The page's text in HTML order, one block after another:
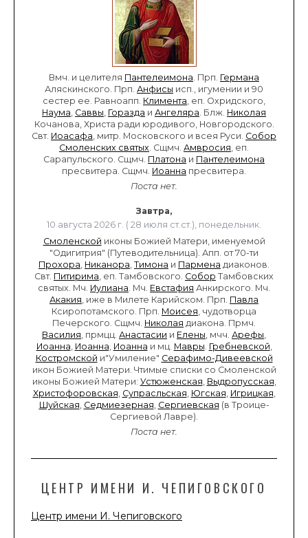
Вмч. и целителя Пантелеимона. Прп. Германа
Аляскинского. Прп. Анфисы исп., игумении и 90
сестер ее. Равноапп. Климента, еп. Охридского,
Наума, Саввы, Горазда и Ангеляра. Блж. Николая
Кочанова, Христа ради юродивого, Новгородского.
Свт. Иоасафа, митр. Московского и всея Руси. Собор
Смоленских святых. Сщмч. Амвросия, еп.
Сарапульского. Сщмч. Платона и Пантелеимона
пресвитера. Сщмч. Иоанна пресвитера.
Поста нет.
Завтра,
10 августа 2026 г. ( 28 июля ст.ст.), понедельник.
Смоленской иконы Божией Матери, именуемой
"Одигитрия" (Путеводительница). Апп. от 70-ти
Прохора, Никанора, Тимона и Пармена диаконов.
Свт. Питирима, еп. Тамбовского. Собор Тамбовских
святых. Мч. Иулиана. Мч. Евстафия Анкирского. Мч.
Акакия, иже в Милете Карийском. Прп. Павла
Ксиропотамского. Прп. Моисея, чудотворца
Печерского. Сщмч. Николая диакона. Прмч.
Василия, прмцц. Анастасии и Елены, мчч. Арефы,
Иоанна, Иоанна, Иоанна и мц. Мавры. Гребневской,
Костромской и"Умиление" Серафимо-Дивеевской
икон Божией Матери. Чтимые списки со Смоленской
иконы Божией Матери: Устюженская, Выдропусская,
Христофоровская, Супрасльская, Югская, Игрицкая,
Шуйская, Седмиезерная, Сергиевская (в Троице-
Сергиевой Лавре).
Поста нет.
ЦЕНТР ИМЕНИ И. ЧЕПИГОВСКОГО
Центр имени И. Чепиговского